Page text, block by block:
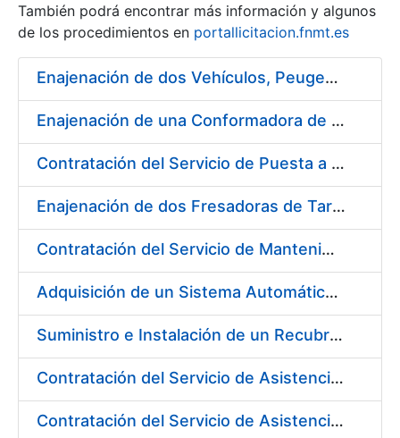
Erakutsi/Ezkutatu
También podrá encontrar más información y algunos
de los procedimientos en portallicitacion.fnmt.es
Enajenación de dos Vehículos, Peugeot 307 y Peugeot 407
Enajenación de una Conformadora de Pliegos PVC-Overlay, Modelo Louda GM 400
Contratación del Servicio de Puesta a Disposición y Mantenimiento de Contenedores Higiénicos, Bacteriostáticos, Ambientadores, Columnas Eliminadoras de Olores y Alfombras Antideslizantes
Enajenación de dos Fresadoras de Tarjetas PVC Cybernetix Mod. GRX 2000 y GRX 3000
Contratación del Servicio de Mantenimiento de Drivers y Herramientas para Tarjetas Inteligentes
Adquisición de un Sistema Automático de Etiquetado y Pesado para Petacas de Monedas de la L4
Suministro e Instalación de un Recubrimiento Fono-Absorbente en paredes y techos
Contratación del Servicio de Asistencia Técnica para la Realización de Trabajos de Pintura para el Taller de Mantenimiento de la Fábrica de Papel de Burgos durante el año 2017
Contratación del Servicio de Asistencia Técnica para la Realización de Trabajos de Fontanería para el Taller de Mantenimiento de la Fábrica de Papel de Burgos durante el año 2017